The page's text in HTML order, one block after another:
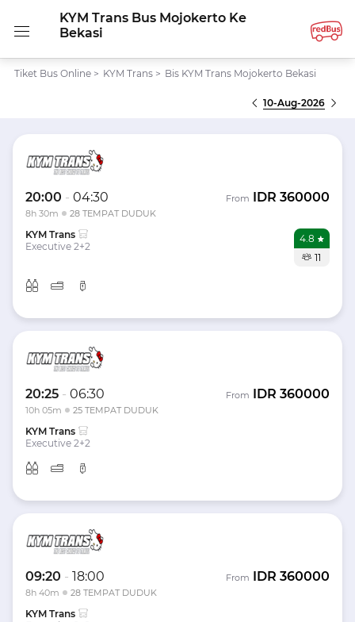
KYM Trans Bus Mojokerto Ke
Bekasi
Tiket Bus Online > KYM Trans > Bis KYM Trans Mojokerto Bekasi
10-Aug-2026
20:00 - 04:30
8h 30m 28 TEMPAT DUDUK
From IDR 360000
KYM Trans
Executive 2+2
4.8
11
20:25 - 06:30
10h 05m 25 TEMPAT DUDUK
From IDR 360000
KYM Trans
Executive 2+2
09:20 - 18:00
8h 40m 28 TEMPAT DUDUK
From IDR 360000
KYM Trans